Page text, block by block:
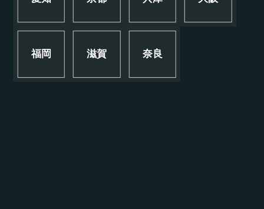
福岡 滋賀 奈良